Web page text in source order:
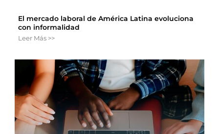
El mercado laboral de América Latina evoluciona
con informalidad
Leer Más >>